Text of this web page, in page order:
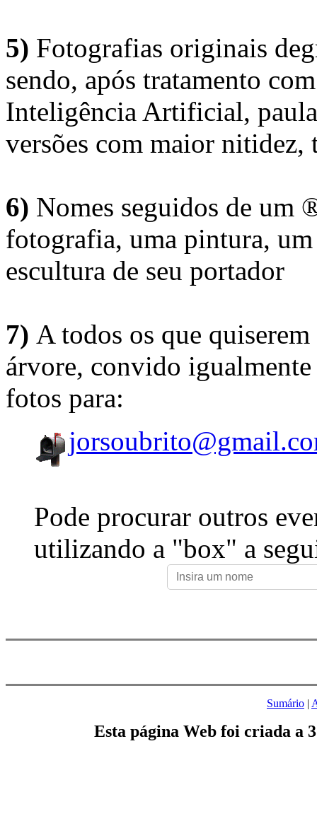
5) Fotografias originais
sendo, após tratamento
Inteligência Artificial,
versões com maior nitidez,
6) Nomes seguidos de um
fotografia, uma pintura,
escultura de seu portador
7) A todos os que
árvore, convido
fotos para:
Pode procurar outros
utilizando a "box" a
Sumário |
Esta página Web foi criada a